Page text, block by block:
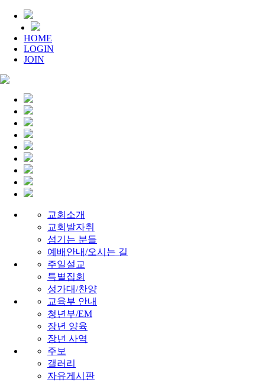
HOME
LOGIN
JOIN
교회소개
교회발자취
섬기는 분들
예배안내/오시는 길
주일설교
특별집회
성가대/찬양
교육부 안내
청년부/EM
장년 양육
장년 사역
주보
갤러리
자유게시판